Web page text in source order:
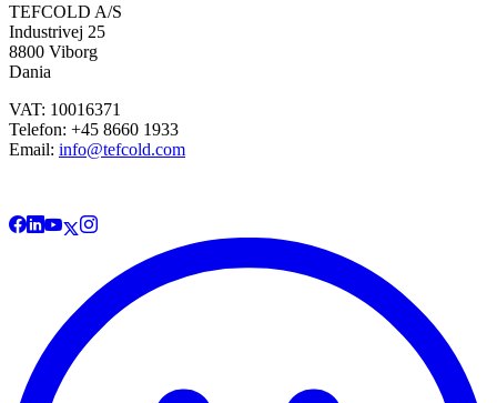
TEFCOLD A/S
Industrivej 25
8800 Viborg
Dania
VAT: 10016371
Telefon: +45 8660 1933
Email: info@tefcold.com